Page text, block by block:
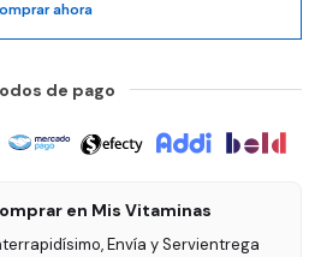
ahora
de pago
en Mis Vitaminas
Envía y Servientrega